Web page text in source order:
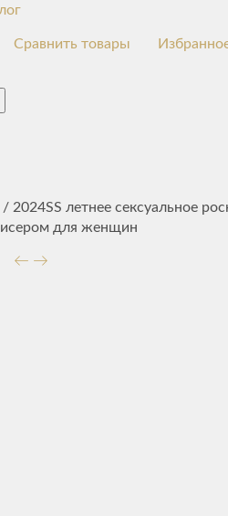
Сравнить товары
/ 2024SS летнее сексуальное
для женщин